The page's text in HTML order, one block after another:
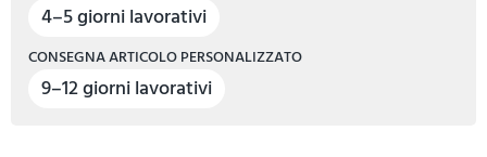
4–5 giorni lavorativi
CONSEGNA ARTICOLO PERSONALIZZATO
9–12 giorni lavorativi